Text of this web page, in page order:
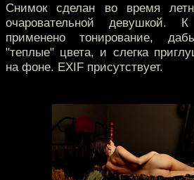
Снимок сделан во время
очаровательной девушкой.
применено тонирование,
"теплые" цвета, и слегка
на фоне. EXIF присутствует.